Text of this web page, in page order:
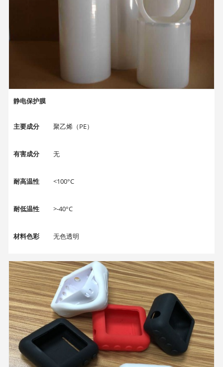
静电保护膜
主要成分 聚乙烯（PE）
有害成分 无
耐高温性 <100°C
耐低温性 >-40°C
材料色彩 无色透明
耐湿性 95%
拉伸性 5%-20%
吸附力 3（gf/25mm）
平滑度